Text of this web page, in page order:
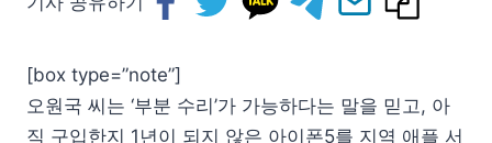
[box type=”note”]
오원국 씨는 ‘부분 수리’가 가능하다는 말을 믿고, 아
직 구입한지 1년이 되지 않은 아이폰5를 지역 애플 서